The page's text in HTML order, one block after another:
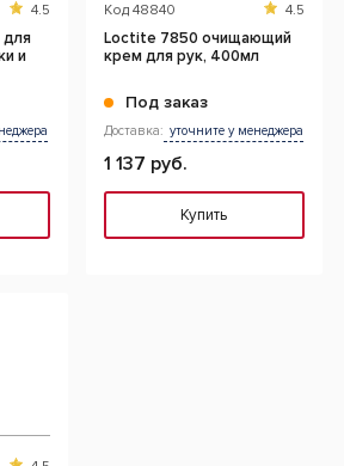
4.5
для
и
Код 48840 4.5
Loctite 7850 очищающий
крем для рук, 400мл
Под заказ
Доставка: уточните у менеджера
1 137 руб.
Купить